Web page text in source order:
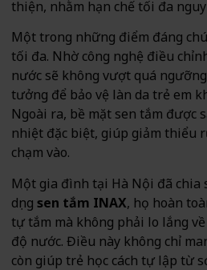
thiện, nhằm hạn chế tối đa
Một trong những điểm đáng
tối đa. Nhờ công nghệ điều
nước sẽ không vượt quá
tưởng để bảo vệ làn da trẻ em
Ngoài ra, bề mặt sen tắm được
nhiệt đặc biệt, giúp giảm thiểu
chạm vào.
Một gia đình tại Hà Nội đã chia
dụng sen tắm INAX, họ hoàn
tự tắm mà không phải lo lắng
độ nước. Điều này không chỉ
còn giúp trẻ học cách tự lập từ